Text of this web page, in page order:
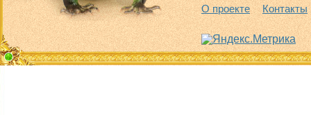
О проекте
Контакты